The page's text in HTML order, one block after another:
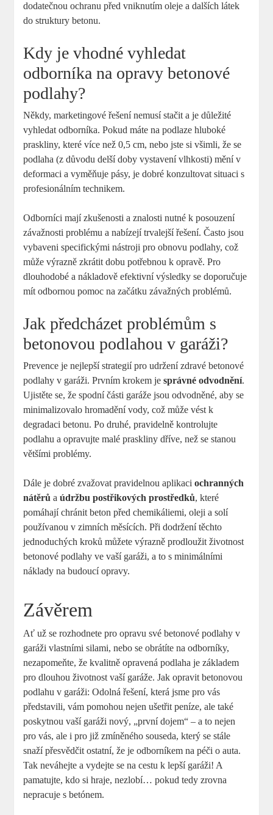
dodatečnou ochranu před vniknutím oleje a dalších látek
do struktury betonu.
Kdy je vhodné vyhledat
odborníka na opravy betonové
podlahy?
Někdy, marketingové řešení nemusí stačit a je důležité
vyhledat odborníka. Pokud máte na podlaze hluboké
praskliny, které více než 0,5 cm, nebo jste si všimli, že se
podlaha (z důvodu delší doby vystavení vlhkosti) mění v
deformaci a vyměňuje pásy, je dobré konzultovat situaci s
profesionálním technikem.
Odborníci mají zkušenosti a znalosti nutné k posouzení
závažnosti problému a nabízejí trvalejší řešení. Často jsou
vybaveni specifickými nástroji pro obnovu podlahy, což
může výrazně zkrátit dobu potřebnou k opravě. Pro
dlouhodobé a nákladově efektivní výsledky se doporučuje
mít odbornou pomoc na začátku závažných problémů.
Jak předcházet problémům s
betonovou podlahou v garáži?
Prevence je nejlepší strategií pro udržení zdravé betonové
podlahy v garáži. Prvním krokem jesprávné odvodnění.
Ujistěte se, že spodní části garáže jsou odvodněné, aby se
minimalizovalo hromadění vody, což může vést k
degradaci betonu. Po druhé, pravidelně kontrolujte
podlahu a opravujte malé praskliny dříve, než se stanou
většími problémy.
Dále je dobré zvažovat pravidelnou aplikaciochranných
nátěrů aúdržbu postřikových prostředků, které
pomáhají chránit beton před chemikáliemi, oleji a solí
používanou v zimních měsících. Při dodržení těchto
jednoduchých kroků můžete výrazně prodloužit životnost
betonové podlahy ve vaší garáži, a to s minimálními
náklady na budoucí opravy.
Závěrem
Ať už se rozhodnete pro opravu své betonové podlahy v
garáži vlastními silami, nebo se obrátíte na odborníky,
nezapomeňte, že kvalitně opravená podlaha je základem
pro dlouhou životnost vaší garáže. Jak opravit betonovou
podlahu v garáži: Odolná řešení, která jsme pro vás
představili, vám pomohou nejen ušetřit peníze, ale také
poskytnou vaší garáži nový, „první dojem“ – a to nejen
pro vás, ale i pro již zmíněného souseda, který se stále
snaží přesvědčit ostatní, že je odborníkem na péči o auta.
Tak neváhejte a vydejte se na cestu k lepší garáži! A
pamatujte, kdo si hraje, nezlobí… pokud tedy zrovna
nepracuje s betónem.